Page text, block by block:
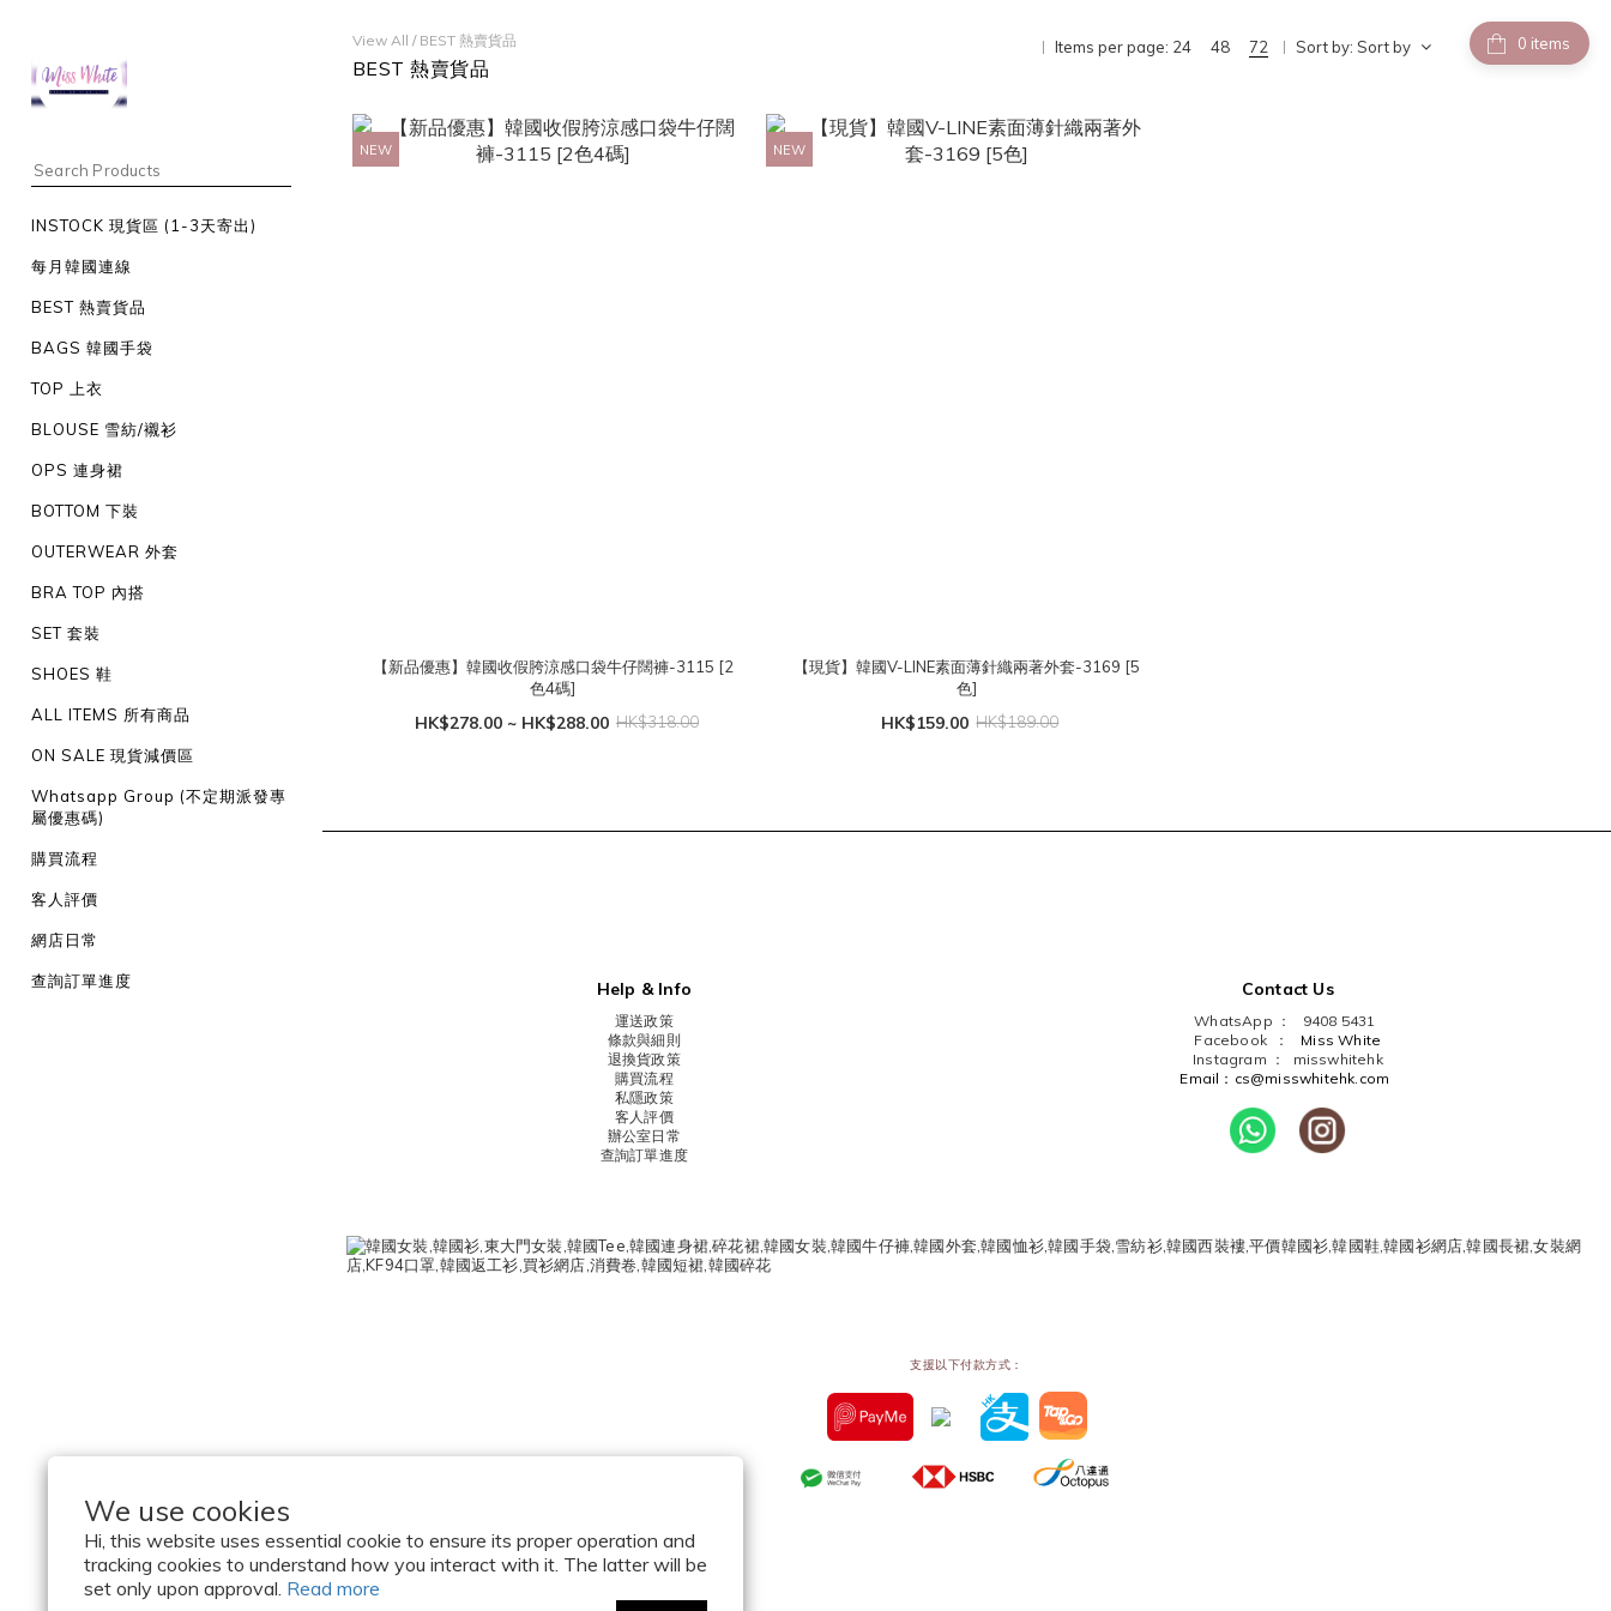
We use cookies
Hi, this website uses essential cookie to ensure its proper operation and
tracking cookies to understand how you interact with it. The latter will be
set only upon approval. Read more
INSTOCK 現貨區 (1-3天寄出)
每月韓國連線
BEST 熱賣貨品
BAGS 韓國手袋
TOP 上衣
BLOUSE 雪紡/襯衫
OPS 連身裙
BOTTOM 下裝
OUTERWEAR 外套
BRA TOP 內搭
SET 套裝
SHOES 鞋
ALL ITEMS 所有商品
ON SALE 現貨減價區
Whatsapp Group (不定期派發專
屬優惠碼)
購買流程
客人評價
網店日常
查詢訂單進度
items
View All / BEST 熱賣貨品
BEST 熱賣貨品
Items per page: 24 48 72 Sort by: Sort by
NEW
【新品優惠】韓國收假胯涼感口袋牛仔闊褲-3115 [2
色4碼]
HK$278.00 ~ HK$288.00 HK$318.00
NEW
【現貨】韓國V-LINE素面薄針織兩著外套-3169 [5
色]
HK$159.00 HK$189.00
Help & Info
運送政策
條款與細則
退換貨政策
購買流程
私隱政策
客人評價
辦公室日常
查詢訂單進度
Contact Us
WhatsApp ： 9408 5431
Facebook ： Miss White
Instagram ： misswhitehk
Email：cs@misswhitehk.com
支援以下付款方式：